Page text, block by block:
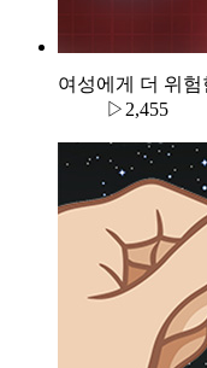
여성에게 더 위
▷2,455